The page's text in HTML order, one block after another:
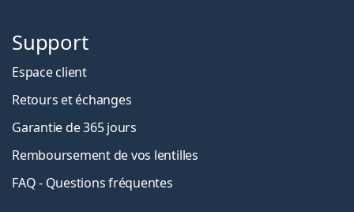
Support
Espace client
Retours et échanges
Garantie de 365 jours
Remboursement de vos lentilles
FAQ - Questions fréquentes